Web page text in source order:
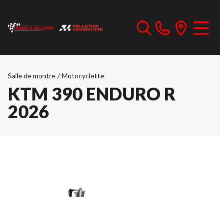
Salle de montre / Motocyclette
KTM 390 ENDURO R
2026